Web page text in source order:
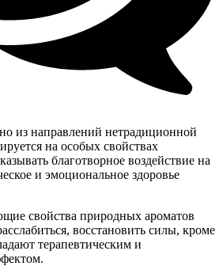
из направлений нетрадиционной
на особых свойствах
благотворное воздействие на
и эмоциональное здоровье
свойства природных ароматов
восстановить силы, кроме
терапевтическим и